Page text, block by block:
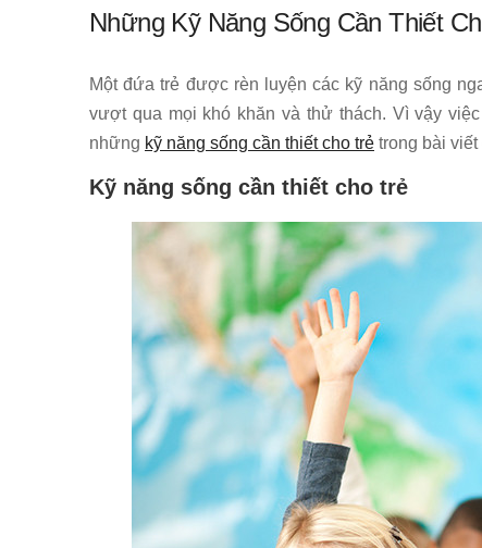
Những Kỹ Năng Sống Cần Thiết
Một đứa trẻ được rèn luyện các kỹ năng sống
vượt qua mọi khó khăn và thử thách. Vì vậy
những kỹ năng sống cần thiết cho trẻ trong bài
Kỹ năng sống cần thiết cho trẻ